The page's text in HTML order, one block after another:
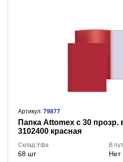
Артикул: 79877
Папка Attomex с 30 прозр.
3102400 красная
Склад Уфа
68 шт
В
Нет